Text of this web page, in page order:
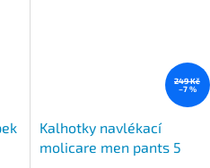
249 Kč
–7 %
Kalhotky navlékací
molicare men pants 5